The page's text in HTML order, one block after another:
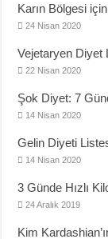
Karın Bölgesi
24 Nisan 2020
Vejetaryen Diyet
22 Nisan 2020
Şok Diyet: 7
14 Nisan 2020
Gelin Diyeti
14 Nisan 2020
3 Günde Hızlı
24 Aralık 2019
Kim